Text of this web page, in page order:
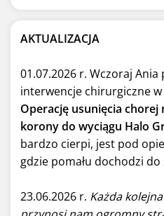
AKTUALIZACJA
01.07.2026 r. Wczoraj Ania
interwencje chirurgiczne
Operację usunięcia chorej
korony do wyciągu Halo
bardzo cierpi, jest pod
gdzie pomału dochodzi do
23.06.2026 r. Każda